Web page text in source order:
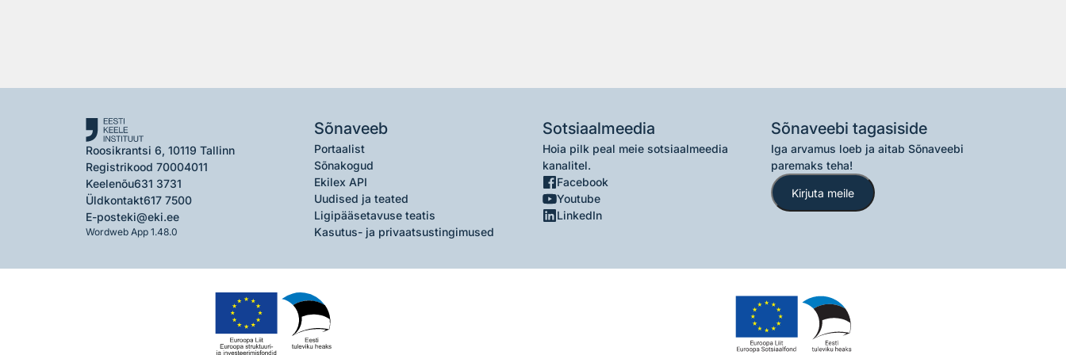
Roosikrantsi 6, 10119 Tallinn
Registrikood 70004011
Keelenõu631 3731
Üldkontakt617 7500
E-posteki@eki.ee
Wordweb App 1.48.0
Sõnaveeb
Portaalist
Sõnakogud
Ekilex API
Uudised ja teated
Ligipääsetavuse teatis
Kasutus- ja privaatsustingimused
Sotsiaalmeedia
Hoia pilk peal meie sotsiaalmeedia
kanalitel.
Facebook
Youtube
LinkedIn
Sõnaveebi tagasiside
Iga arvamus loeb ja aitab Sõnaveebi
paremaks teha!
Kirjuta meile